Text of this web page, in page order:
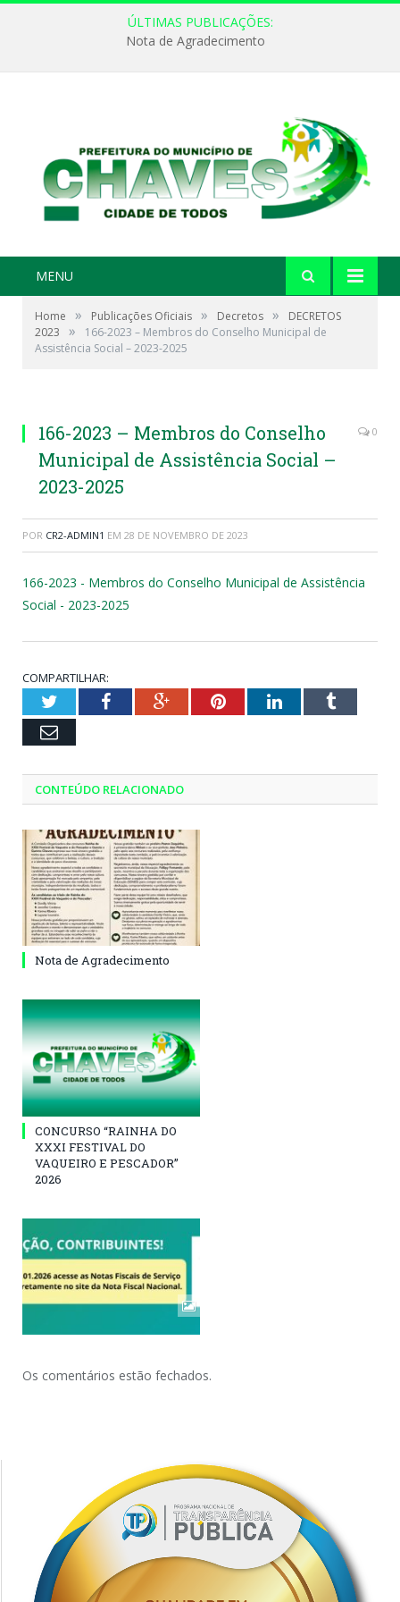
ÚLTIMAS PUBLICAÇÕES:
Nota de Agradecimento
MENU
Home » Publicações Oficiais » Decretos »
DECRETOS
2023
»
166-2023 – Membros do Conselho Municipal de
Assistência Social – 2023-2025
166-2023 – Membros do Conselho
Municipal de Assistência Social –
2023-2025
0
POR CR2-ADMIN1 EM 28 DE NOVEMBRO DE 2023
166-2023 - Membros do Conselho Municipal de Assistência
Social - 2023-2025
COMPARTILHAR:
TwitterFacebookGoogle+PinterestLinkedInTumblr
Email
CONTEÚDO RELACIONADO
Nota de Agradecimento
CONCURSO “RAINHA DO
XXXI FESTIVAL DO
VAQUEIRO E PESCADOR”
2026
Os comentários estão fechados.